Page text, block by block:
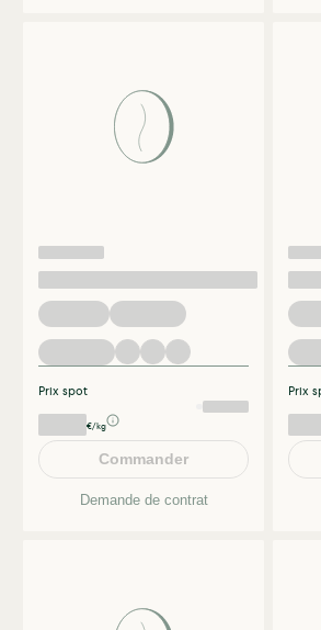
Prix spot
€/kg
Commander
Demande de contrat
Prix